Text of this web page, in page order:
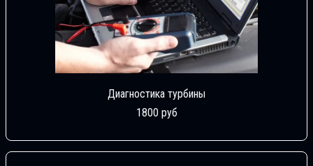
Диагностика турбины
1800 руб